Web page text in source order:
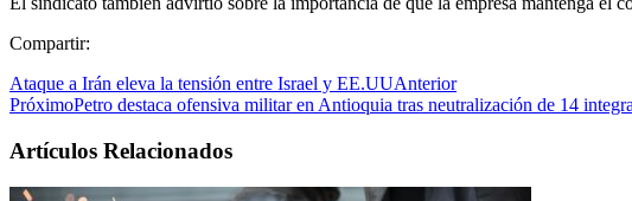
Compartir:
Ataque a Irán eleva la tensión entre Israel y EE.UUAnterior
PróximoPetro destaca ofensiva militar en Antioquia tras neutralización de 14
Artículos Relacionados